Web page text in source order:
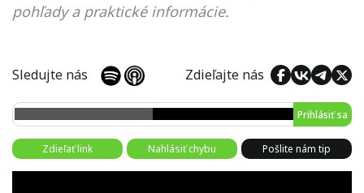
pohľady a praktické informácie.
Sledujte nás Zdieľajte nás
Prihlásiť sa
Zdieľať link Nahlásiť chybu Pošlite nám tip